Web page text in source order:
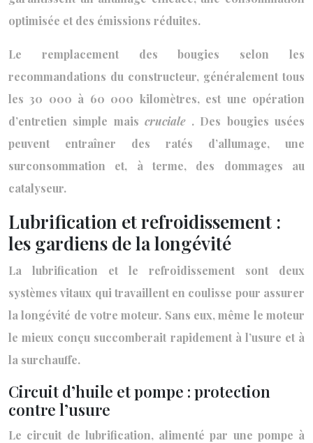
optimisée et des émissions réduites.
Le remplacement des bougies selon les
recommandations du constructeur, généralement tous
les 30 000 à 60 000 kilomètres, est une opération
d’entretien simple mais cruciale . Des bougies usées
peuvent entraîner des ratés d’allumage, une
surconsommation et, à terme, des dommages au
catalyseur.
Lubrification et refroidissement :
les gardiens de la longévité
La lubrification et le refroidissement sont deux
systèmes vitaux qui travaillent en coulisse pour assurer
la longévité de votre moteur. Sans eux, même le moteur
le mieux conçu succomberait rapidement à l’usure et à
la surchauffe.
Circuit d’huile et pompe : protection
contre l’usure
Le circuit de lubrification, alimenté par une pompe à